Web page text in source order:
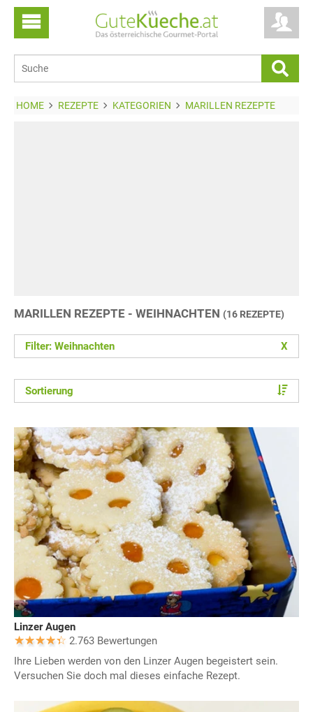
HOME REZEPTE KATEGORIEN MARILLEN REZEPTE
MARILLEN REZEPTE - WEIHNACHTEN (16 REZEPTE)
Filter: Weihnachten X
Sortierung
Linzer Augen
2.763 Bewertungen
Ihre Lieben werden von den Linzer Augen begeistert sein.
Versuchen Sie doch mal dieses einfache Rezept.